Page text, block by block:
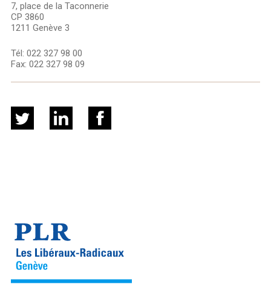
7, place de la Taconnerie
CP 3860
1211 Genève 3
Tél: 022 327 98 00
Fax: 022 327 98 09